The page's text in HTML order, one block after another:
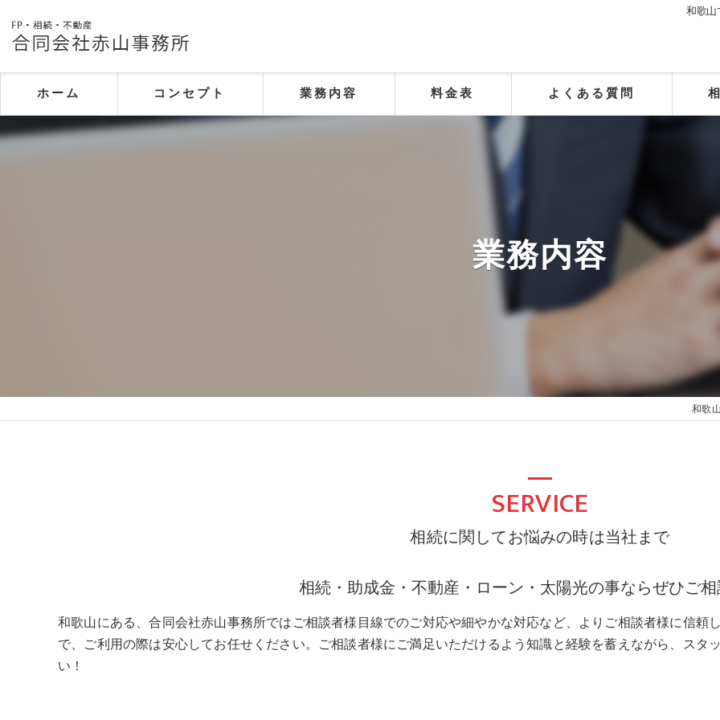
和歌山
ホーム コンセプト 業務内容 料金表 よくある質問
業務内容
和歌
相続に関してお悩みの時は当社まで
SERVICE
相続・助成金・不動産・ローン・太陽光の事ならぜひご
和歌山にある、合同会社赤山事務所ではご相談者様目線でのご対応や細やかな対応など、よりご相談者様に信頼
で、ご利用の際は安心してお任せください。ご相談者様にご満足いただけるよう知識と経験を蓄えながら、ス
い！